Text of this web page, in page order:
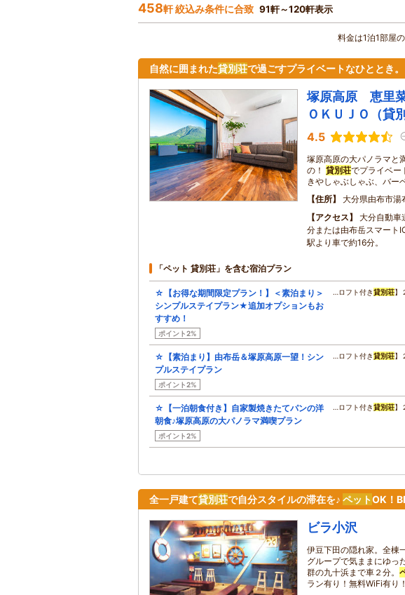
458軒 絞込み条件に合致 91軒～120軒表示
料金は1泊1部屋
自然に囲まれた貸別荘で過ごすプライベートなひととき。
塚原高原 恵里
ＯＫＵＪＯ（貸
4.5
塚原高原の大パノラマと
の！ 貸別荘でプライベー
きやしゃぶしゃぶ、バー
住所
大分県由布市
アクセス
大分自動車
分または由布岳スマート
駅より車で約16分。
「ペット 貸別荘」を含む宿泊プラン
☆【お得な期間限定プラン！】＜素泊まり＞
シンプルステイプラン★追加オプションもお
すすめ！
ポイント2%
…ロフト付き貸別荘】
☆【素泊まり】由布岳＆塚原高原一望！シン
プルステイプラン
ポイント2%
…ロフト付き貸別荘】
☆【一泊朝食付き】自家製焼きたてパンの洋
朝食♪塚原高原の大パノラマ満喫プラン
ポイント2%
…ロフト付き貸別荘】
全一戸建て貸別荘で自分スタイルの滞在を♪ ペットOK！
ビラ小沢
伊豆下田の隠れ家。全棟
グループで気ままにゆっ
群の九十浜まで車２分。
ラン有り！無料WiFi有り！